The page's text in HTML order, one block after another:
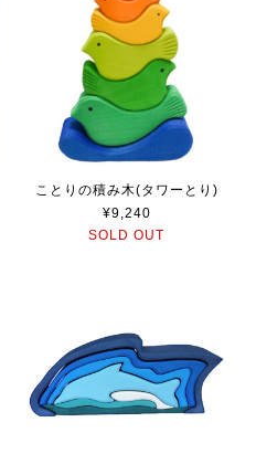
ことりの積み木(タワーとり)
¥9,240
SOLD OUT